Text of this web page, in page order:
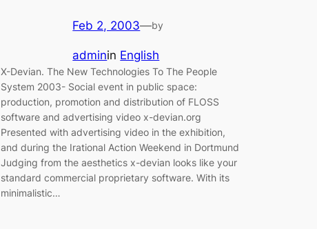
Feb 2, 2003—by
adminin English
X-Devian. The New Technologies To The People
System 2003- Social event in public space:
production, promotion and distribution of FLOSS
software and advertising video x-devian.org
Presented with advertising video in the exhibition,
and during the Irational Action Weekend in Dortmund
Judging from the aesthetics x-devian looks like your
standard commercial proprietary software. With its
minimalistic…